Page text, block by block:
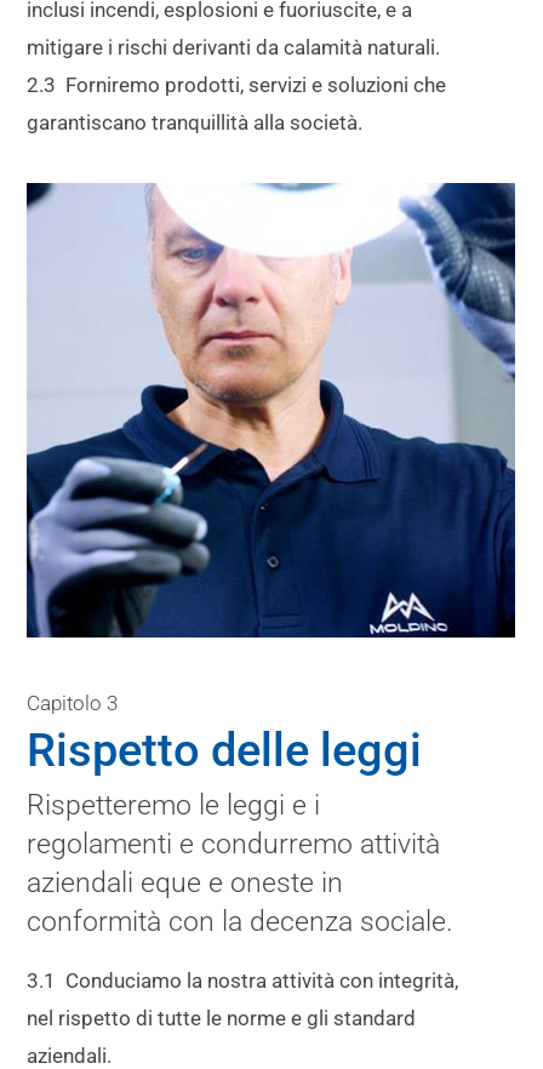
inclusi incendi, esplosioni e fuoriuscite, e a
mitigare i rischi derivanti da calamità naturali.
2.3 Forniremo prodotti, servizi e soluzioni che
garantiscano tranquillità alla società.
Capitolo 3
Rispetto delle leggi
Rispetteremo le leggi e i
regolamenti e condurremo attività
aziendali eque e oneste in
conformità con la decenza sociale.
3.1 Conduciamo la nostra attività con integrità,
nel rispetto di tutte le norme e gli standard
aziendali.